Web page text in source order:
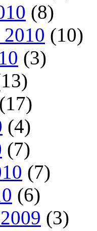
(8)
2010 (10)
(3)
(17)
(4)
(7)
(7)
(6)
(3)